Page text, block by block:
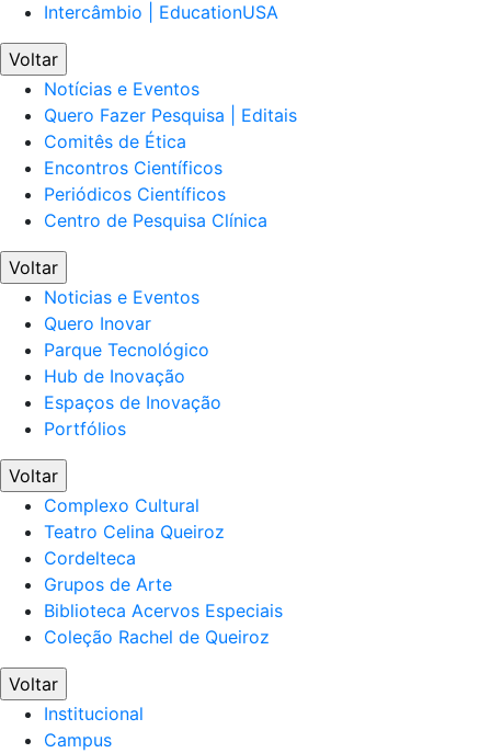
Intercâmbio | EducationUSA
Voltar
Notícias e Eventos
Quero Fazer Pesquisa | Editais
Comitês de Ética
Encontros Científicos
Periódicos Científicos
Centro de Pesquisa Clínica
Voltar
Noticias e Eventos
Quero Inovar
Parque Tecnológico
Hub de Inovação
Espaços de Inovação
Portfólios
Voltar
Complexo Cultural
Teatro Celina Queiroz
Cordelteca
Grupos de Arte
Biblioteca Acervos Especiais
Coleção Rachel de Queiroz
Voltar
Institucional
Campus